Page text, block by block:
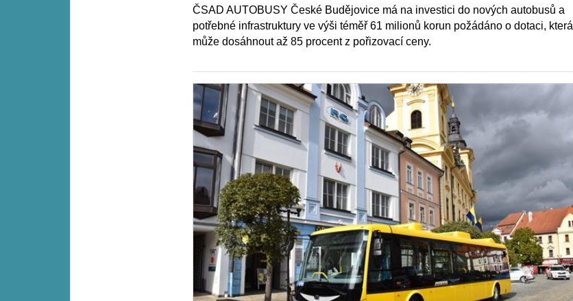
ČSAD AUTOBUSY České Budějovice má na investici do nových autobusů a
potřebné infrastruktury ve výši téměř 61 milionů korun požádáno o dotaci, která
může dosáhnout až 85 procent z pořizovací ceny.